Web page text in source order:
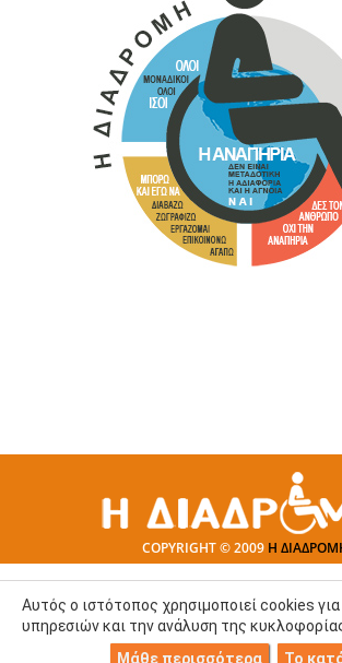
COPYRIGHT © 2009 Η
Αυτός ο ιστότοπος χρησιμοποιεί cookies
υπηρεσιών και την ανάλυση της
Μάθε περισσότερα
Το